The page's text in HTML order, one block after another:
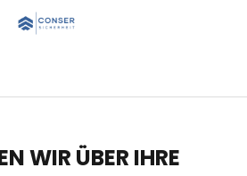
WIR ÜBER IHRE